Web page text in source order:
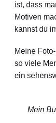
ist, dass
Motiven
kannst du
Meine
so viele
ein
Mein